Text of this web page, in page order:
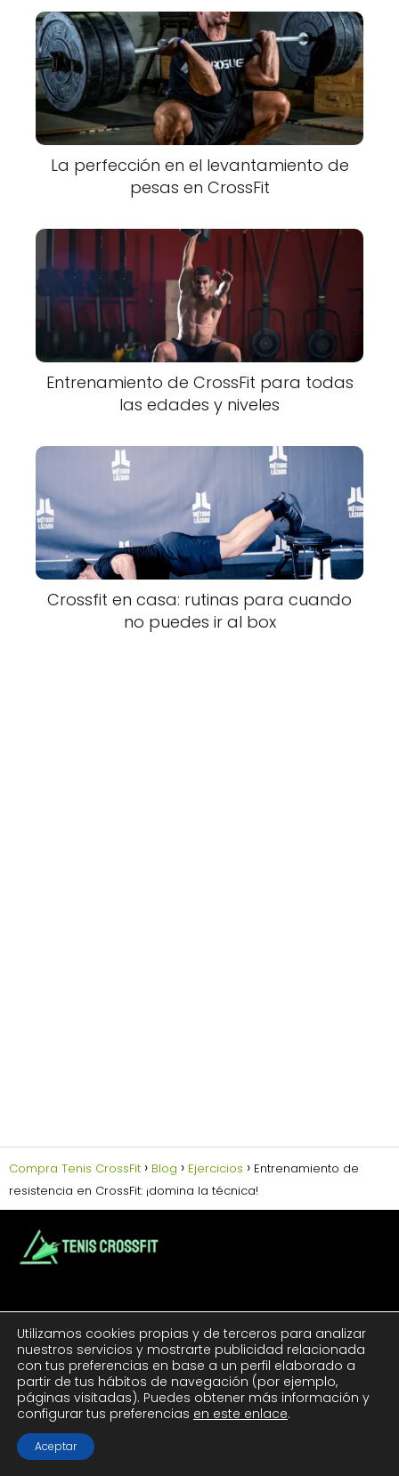
La perfección en el levantamiento de
pesas en CrossFit
Entrenamiento de CrossFit para todas
las edades y niveles
Crossfit en casa: rutinas para cuando
no puedes ir al box
Compra Tenis CrossFit Blog Ejercicios
Entrenamiento de
resistencia en CrossFit: ¡domina la técnica!
Aviso Legal
Política de Cookies
Política de Privacidad
Contacto
Utilizamos cookies propias y de terceros para analizar
nuestros servicios y mostrarte publicidad relacionada
con tus preferencias en base a un perfil elaborado a
partir de tus hábitos de navegación (por ejemplo,
páginas visitadas). Puedes obtener más información y
configurar tus preferencias en este enlace.
Aceptar